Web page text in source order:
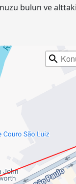
bulun ve